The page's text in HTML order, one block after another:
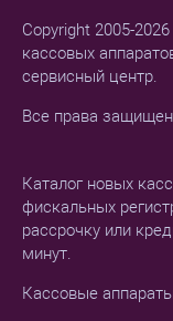
Copyright 2005-
кассовых
сервисный центр.
Все права
Каталог новых
фискальных
рассрочку или
минут.
Кассовые